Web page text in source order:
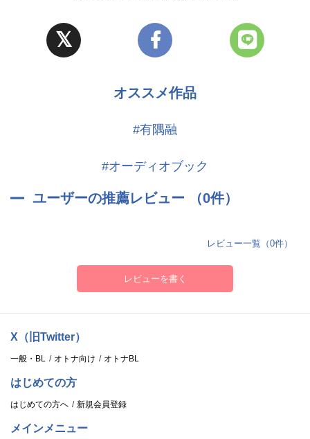
オススメ作品
#有隅融
#オーディオブック
ユーザーの推薦レビュー （0件）
レビュー一覧（0件）
レビューを書く
X（旧Twitter）
一般・BL オトナ向け オトナBL
はじめての方
はじめての方へ 新規会員登録
メインメニュー